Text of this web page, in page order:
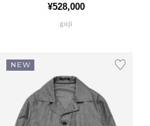
¥528,000
guji
NEW